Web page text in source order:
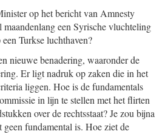
op het bericht van Amnesty
een Syrische vluchteling
Turkse luchthaven?
nieuwe benadering, waaronder de
Er ligt nadruk op zaken die in het
liggen. Hoe is de fundamentals
in lijn te stellen met het flirten
over de rechtsstaat? Je zou bijna
geen fundamental is. Hoe ziet de